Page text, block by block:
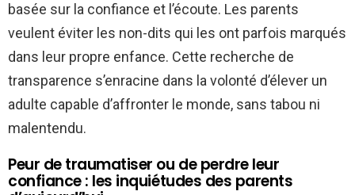
basée sur la confiance et l’écoute. Les parents
veulent éviter les non-dits qui les ont parfois marqués
dans leur propre enfance. Cette recherche de
transparence s’enracine dans la volonté d’élever un
adulte capable d’affronter le monde, sans tabou ni
malentendu.
Peur de traumatiser ou de perdre leur
confiance : les inquiétudes des parents